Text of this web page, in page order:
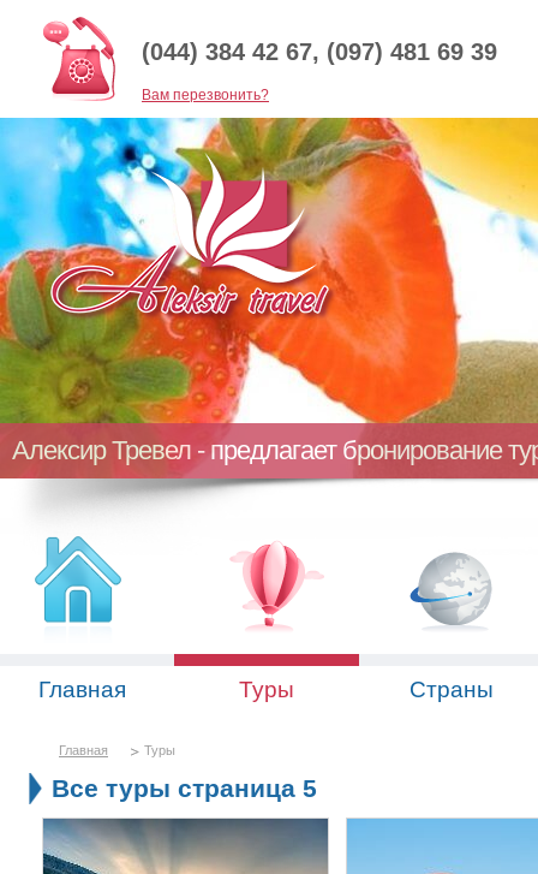
(044) 384 42 67, (097) 481 69 39
Baм перезвонить?
Алексир Тревел - предлагает бронирование
Главная Туры Страны
Главная Туры
Все туры страница 5